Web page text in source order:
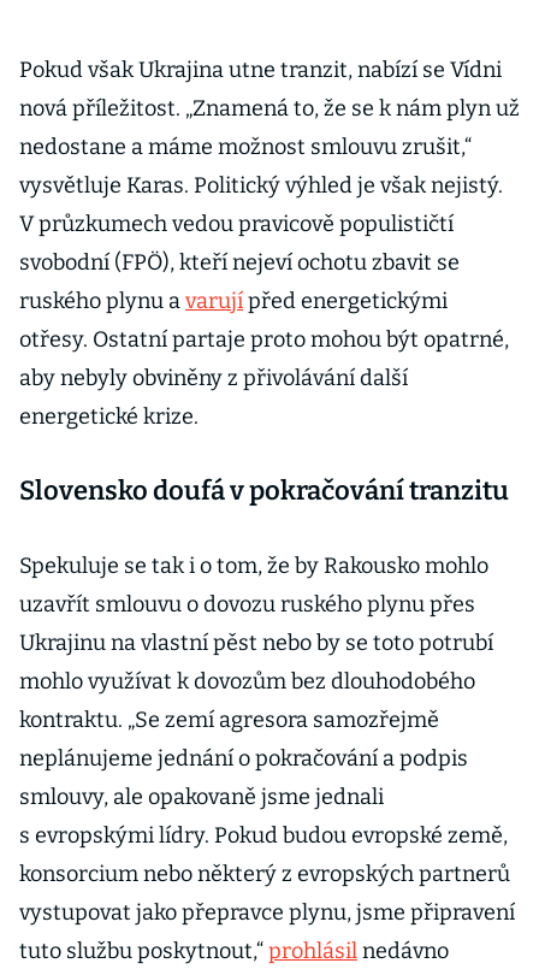
Pokud však Ukrajina utne tranzit, nabízí se Vídni
nová příležitost. „Znamená to, že se k nám plyn už
nedostane a máme možnost smlouvu zrušit,“
vysvětluje Karas. Politický výhled je však nejistý.
V průzkumech vedou pravicově populističtí
svobodní (FPÖ), kteří nejeví ochotu zbavit se
ruského plynu avarujípřed energetickými
otřesy. Ostatní partaje proto mohou být opatrné,
aby nebyly obviněny z přivolávání další
energetické krize.
Slovensko doufá v pokračování tranzitu
Spekuluje se tak i o tom, že by Rakousko mohlo
uzavřít smlouvu o dovozu ruského plynu přes
Ukrajinu na vlastní pěst nebo by se toto potrubí
mohlo využívat k dovozům bez dlouhodobého
kontraktu. „Se zemí agresora samozřejmě
neplánujeme jednání o pokračování a podpis
smlouvy, ale opakovaně jsme jednali
s evropskými lídry. Pokud budou evropské země,
konsorcium nebo některý z evropských partnerů
vystupovat jako přepravce plynu, jsme připravení
tuto službu poskytnout,“prohlásilnedávno